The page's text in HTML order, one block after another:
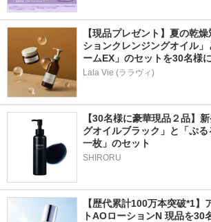
【現品プレゼント】夏の乾
ションクレンジングオイル
ームEX」のセットを30名様に
Lala Vie (ララヴィ)
【30名様に豪華現品２品】
グオイルブラック」と「ぷ
一枚」のセット
SHIRORU
【歴代累計100万本突破*1】
トAOローションN 現品を30